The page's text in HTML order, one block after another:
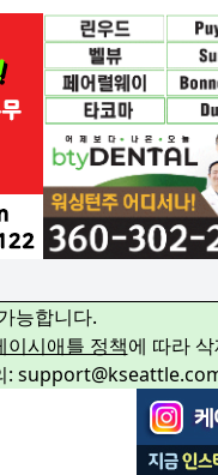
능합니다.
이시애틀 정책에 따라
: